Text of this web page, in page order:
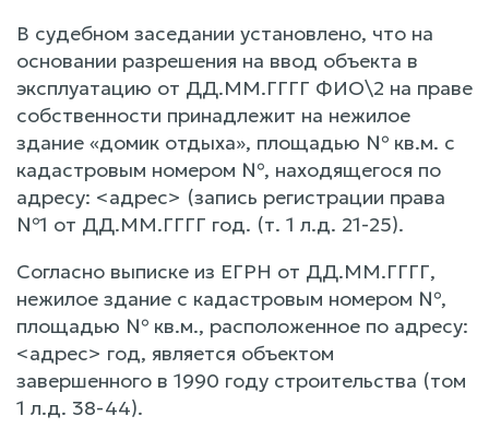
В судебном заседании установлено, что на
основании разрешения на ввод объекта в
эксплуатацию от ДД.ММ.ГГГГ ФИО\2 на праве
собственности принадлежит на нежилое
здание «домик отдыха», площадью № кв.м. с
кадастровым номером №, находящегося по
адресу: <адрес> (запись регистрации права
№1 от ДД.ММ.ГГГГ год. (т. 1 л.д. 21-25).
Согласно выписке из ЕГРН от ДД.ММ.ГГГГ,
нежилое здание с кадастровым номером №,
площадью № кв.м., расположенное по адресу:
<адрес> год, является объектом
завершенного в 1990 году строительства (том
1 л.д. 38-44).